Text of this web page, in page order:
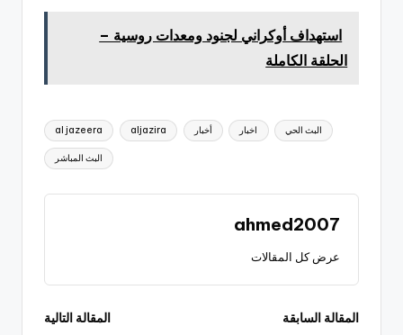
استهداف أوكراني لجنود ومعدات روسية –
الحلقة الكاملة
العلامات:
al jazeera aljazira أخبار اخبار البث الحي
البث المباشر
ahmed2007
عرض كل المقالات
تصفّح
المقالة السابقة المقالة التالية